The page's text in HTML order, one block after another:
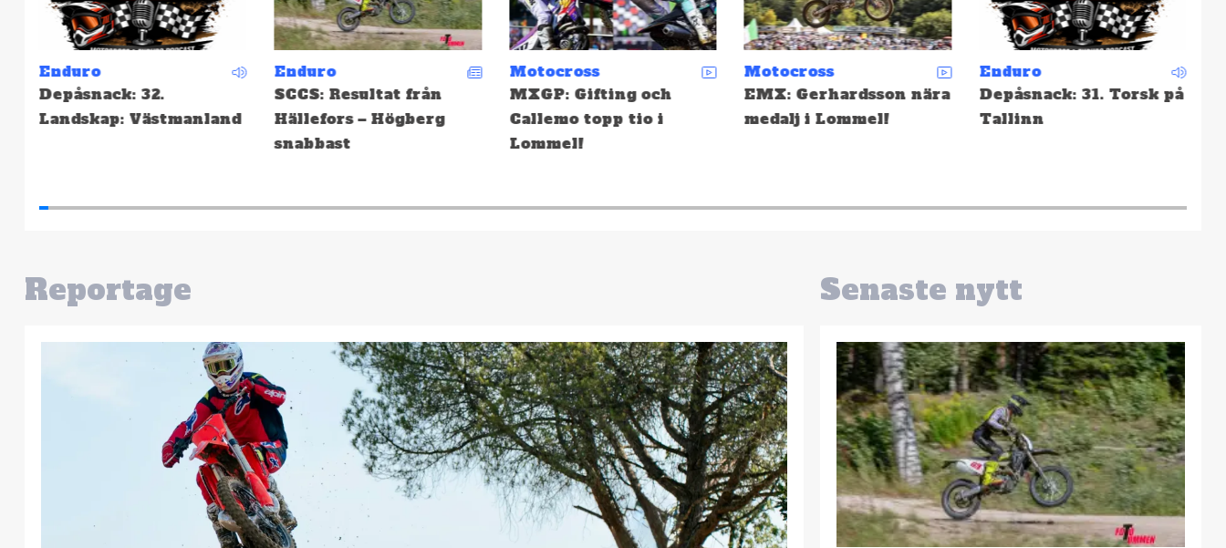
Enduro
Depåsnack: 32.
Landskap: Västmanland
Enduro
SCCS: Resultat från
Hällefors – Högberg
snabbast
Motocross
MXGP: Gifting och
Callemo topp tio i
Lommel!
Motocross
EMX: Gerhardsson nära
medalj i Lommel!
Enduro
Depåsnack: 31. Torsk på
Tallinn
Reportage Senaste nytt